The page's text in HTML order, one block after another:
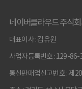
네이버클라우드 주식
대표이사 : 김유원
사업자등록번호 : 129-
통신판매업신고번호 : 제